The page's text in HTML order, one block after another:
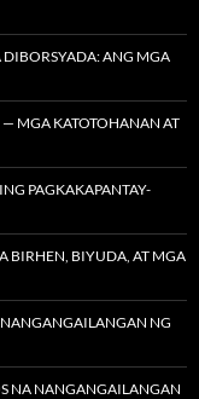
ANG MGA
MGA KATOTOHANAN AT
PAGKAKAPANTAY-
BIRHEN, BIYUDA, AT MGA
NG
NA NANGANGAILANGAN